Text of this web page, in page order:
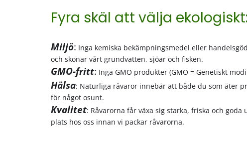
Fyra skäl att välja ekologiskt:
Miljö: Inga kemiska bekämpningsmedel eller
och skonar vårt grundvatten, sjöar och fisken.
GMO-fritt: Inga GMO produkter (GMO = Genetiskt
Hälsa: Naturliga råvaror innebär att både du som äter
för något osunt.
Kvalitet: Råvarorna får växa sig starka, friska och
plats hos oss innan vi packar råvarorna.